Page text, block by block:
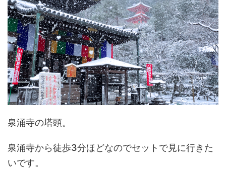
泉涌寺の塔頭。
泉涌寺から徒歩3分ほどなのでセットで見に行きた
いです。